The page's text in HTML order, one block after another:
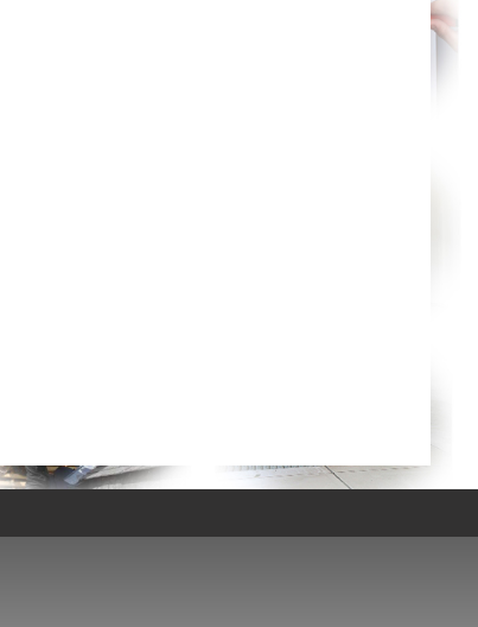
Mulhouse
Lyon
Le Mans